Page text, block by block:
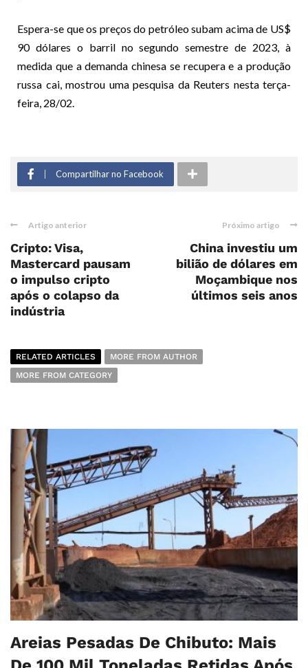
Espera-se que os preços do petróleo subam acima de US$
90 dólares o barril no segundo semestre de 2023, à
medida que a demanda chinesa se recupera e a produção
russa cai, mostrou uma pesquisa da Reuters nesta terça-
feira, 28/02.
Compartilhar no Facebook
Artigo anterior
Cripto: Visa,
Mastercard pausam
o impulso cripto
após o colapso da
indústria
Próximo artigo
China investiu um
bilião de dólares em
Moçambique nos
últimos seis anos
RELATED ARTICLES
MORE FROM AUTHOR
MORE FROM CATEGORY
Areias Pesadas De Chibuto: Mais